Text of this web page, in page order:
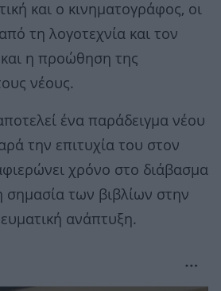
και ο κινηματογράφος, οι
τη λογοτεχνία και τον
η προώθηση της
νέους.
ένα παράδειγμα νέου
την επιτυχία του στον
χρόνο στο διάβασμα
σημασία των βιβλίων στην
ανάπτυξη.